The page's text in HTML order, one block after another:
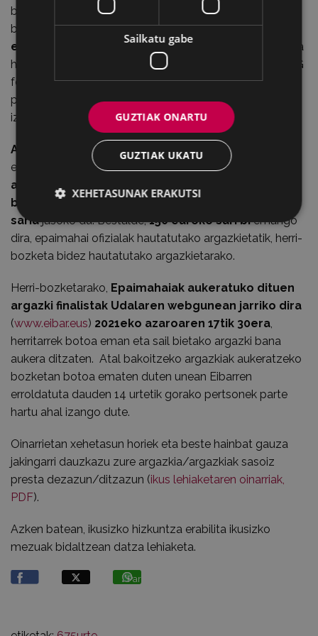
bidaltzeko sistemarik errazena bilatu da: argazkiak
bidaltzekoformulario bat bete beharko da
elektronikoki Eibarko Udalaren webgunean
(esteka
hori urriaren 4an bertan jarriko da martxan). Argazkia JPG
formatuan aurkeztu behar da, gehienez ere 2000
pixelekoa alderik handienean; erresoluzioa 300 ppp-koa
izanik.
Argazki bakoitzeko izen-emate edo inskripzio bat
egin beharko da. Parte-hartzaile bakoitzak gehienez
argazki original 1 aurkeztu ahal izango du atal
bakoitzean
sariajasoko du. Bestalde,150 euroko sari biemango
dira, epaimahai ofizialak hautatutako argazkietatik, herri-
bozketa bidez hautatutako argazkietarako.
Herri-bozketarako, Epaimahaiak aukeratuko dituen
argazki finalistak Udalaren webgunean jarriko dira
(www.eibar.eus) 2021eko azaroaren 17tik 30era
herritarrek botoa eman eta sail bietako argazki bana
aukera ditzaten. Atal bakoitzeko argazkiak aukeratzeko
bozketan botoa ematen duten unean Eibarren
erroldatuta dauden 14 urtetik gorako pertsonek parte
hartu ahal izango dute.
Oinarrietan xehetasun horiek eta beste hainbat gauza
jakingarri dauzkazu zure argazkia/argazkiak sasoiz
presta dezazun/ditzazun (ikus lehiaketaren oinarriak,
PDF).
Azken batean, ikusizko hizkuntza erabilita ikusizko
mezuak bidaltzean datza lehiaketa.
Partekatu
Sailkatu gabe
GUZTIAK ONARTU
GUZTIAK UKATU
XEHETASUNAK ERAKUTSI